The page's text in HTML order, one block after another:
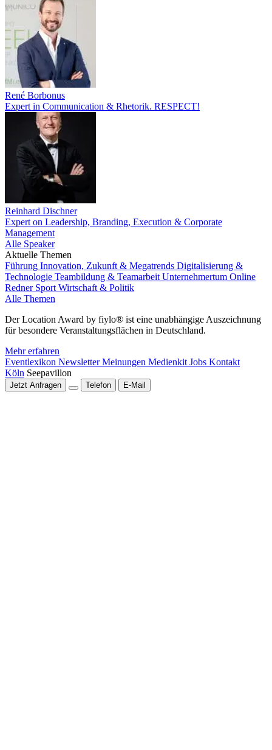
René Borbonus
Expert in Communication & Rhetorik. RESPECT!
Reinhard Dischner
Expert on Leadership, Branding, Execution & Corporate
Management
Alle Speaker
Aktuelle Themen
Führung Innovation, Zukunft & Megatrends Digitalisierung &
Technologie Teambildung & Teamarbeit Unternehmertum Online
Redner Sport Wirtschaft & Politik
Alle Themen
Der Location Award by fiylo® ist eine unabhängige Auszeichnung
für besondere Veranstaltungsflächen in Deutschland.
Mehr erfahren
Eventlexikon NewsletterMeinungen Medienkit Jobs Kontakt
Köln Seepavillon
Jetzt Anfragen Telefon E-Mail